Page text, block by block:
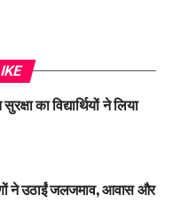
का विद्यार्थियों ने लिया
ने उठाईं जलजमाव, आवास और